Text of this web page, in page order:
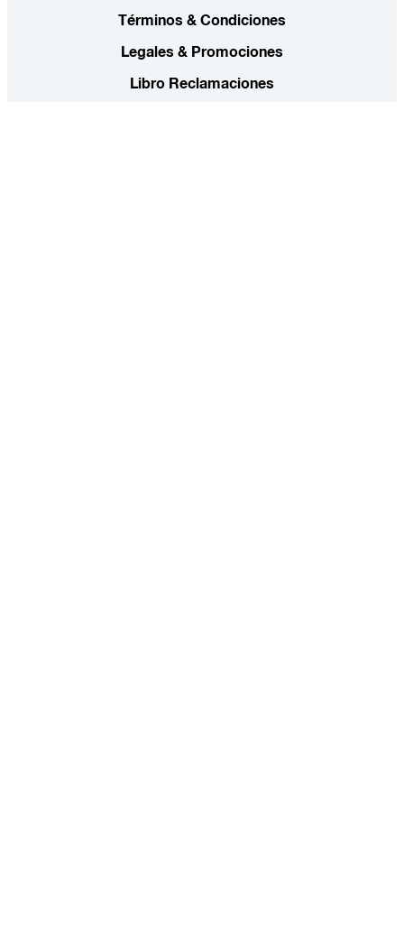
Términos & Condiciones
Legales & Promociones
Libro Reclamaciones